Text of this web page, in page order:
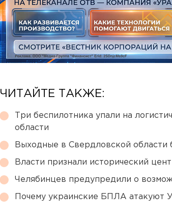
ЧИТАЙТЕ ТАКЖЕ:
Три беспилотника упали на
области
Выходные в Свердловской
Власти признали исторический
Челябинцев предупредили о
Почему украинские БПЛА атакуют